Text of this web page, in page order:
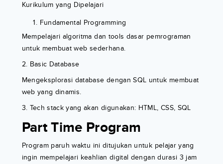
Kurikulum yang Dipelajari
Fundamental Programming
Mempelajari algoritma dan tools dasar pemrograman
untuk membuat web sederhana.
2. Basic Database
Mengeksplorasi database dengan SQL untuk membuat
web yang dinamis.
3. Tech stack yang akan digunakan: HTML, CSS, SQL
Part Time Program
Program paruh waktu ini ditujukan untuk pelajar yang
ingin mempelajari keahlian digital dengan durasi 3 jam